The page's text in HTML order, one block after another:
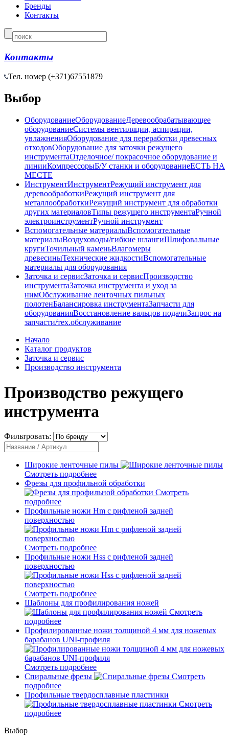
Бренды
Контакты
Контакты
Тел. номер (+371)67551879
Выбор
ОборудованиеОборудованиеДеревообрабатывающее
оборудованиеСистемы вентиляции, аспирации,
увлажненияОборудование для переработки древесных
отходовОборудование для заточки режущего
инструментаОтделочное/ покрасочное оборудование и
линииКомпрессорыБ/У станки и оборудованиеЕСТЬ НА
МЕСТЕ
ИнструментИнструментРежущий инструмент для
деревообработкиРежущий инструмент для
металлообработкиРежущий инструмент для обработки
других материаловТипы режущего инструментаРучной
электроинструментРучной инструмент
Вспомогательные материалыВспомогательные
материалыВоздуховоды/гибкие шлангиШлифовальные
кругиТочильный каменьВлагомеры
древесиныТехнические жидкостиВспомогательные
материалы для оборудования
Заточка и сервисЗаточка и сервисПроизводство
инструментаЗаточка инструмента и уход за
нимОбслуживание ленточных пильных
полотенБалансировка инструментаЗапчасти для
оборудованияВосстановление вальцов подачиЗапрос на
запчасти/тех.обслуживание
Начало
Каталог продуктов
Заточка и сервис
Производство инструмента
Производство режущего
инструмента
Фильтровать:
Широкие ленточные пилы
Смотреть подробнее
Фрезы для профильной обработки
Смотреть
подробнее
Профильные ножи Hm с рифленой задней
поверхностью
Смотреть подробнее
Профильные ножи Hss с рифленой задней
поверхностью
Смотреть подробнее
Шаблоны для профилирования ножей
Смотреть
подробнее
Профилированные ножи толщиной 4 мм для ножевых
барабанов UNI-профиля
Смотреть подробнее
Спиральные фрезы
Смотреть
подробнее
Профильные твердосплавные пластинки
Смотреть
подробнее
Выбор